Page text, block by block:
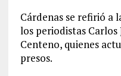
Cárdenas se refirió a
los periodistas Carlos
Centeno, quienes
presos.